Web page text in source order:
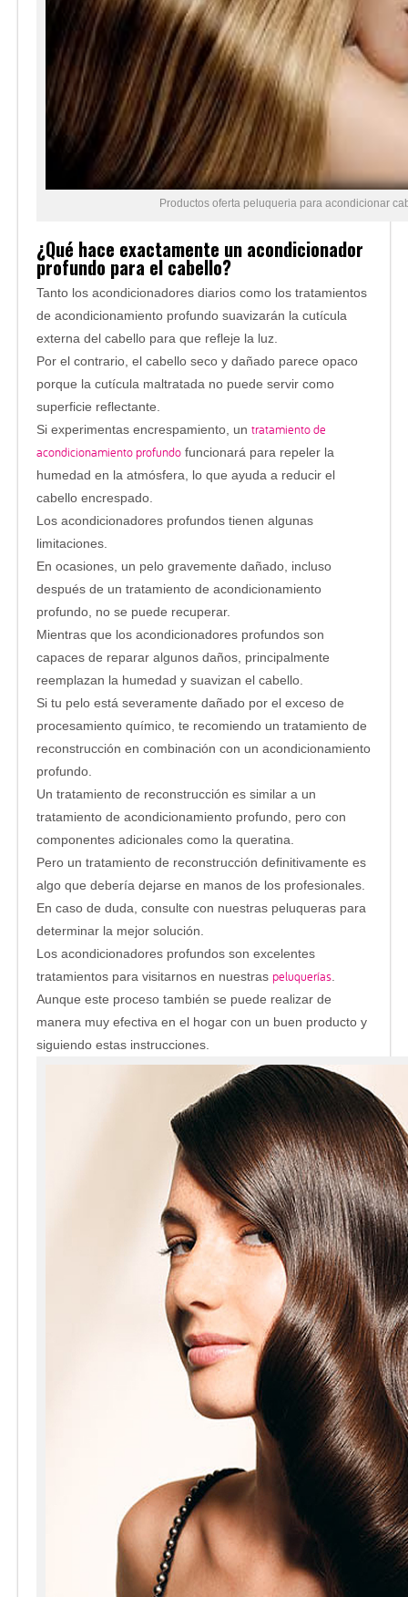
Productos oferta peluqueria para acondicionar
¿Qué hace exactamente un acondicionador
profundo para el cabello?
Tanto los acondicionadores diarios como los tratamientos
de acondicionamiento profundo suavizarán la cutícula
externa del cabello para que refleje la luz.
Por el contrario, el cabello seco y dañado parece opaco
porque la cutícula maltratada no puede servir como
superficie reflectante.
Si experimentas encrespamiento, un tratamiento de
acondicionamiento profundo funcionará para repeler la
humedad en la atmósfera, lo que ayuda a reducir el
cabello encrespado.
Los acondicionadores profundos tienen algunas
limitaciones.
En ocasiones, un pelo gravemente dañado, incluso
después de un tratamiento de acondicionamiento
profundo, no se puede recuperar.
Mientras que los acondicionadores profundos son
capaces de reparar algunos daños, principalmente
reemplazan la humedad y suavizan el cabello.
Si tu pelo está severamente dañado por el exceso de
procesamiento químico, te recomiendo un tratamiento de
reconstrucción en combinación con un acondicionamiento
profundo.
Un tratamiento de reconstrucción es similar a un
tratamiento de acondicionamiento profundo, pero con
componentes adicionales como la queratina.
Pero un tratamiento de reconstrucción definitivamente es
algo que debería dejarse en manos de los profesionales.
En caso de duda, consulte con nuestras peluqueras para
determinar la mejor solución.
Los acondicionadores profundos son excelentes
tratamientos para visitarnos en nuestras peluquerías.
Aunque este proceso también se puede realizar de
manera muy efectiva en el hogar con un buen producto y
siguiendo estas instrucciones.